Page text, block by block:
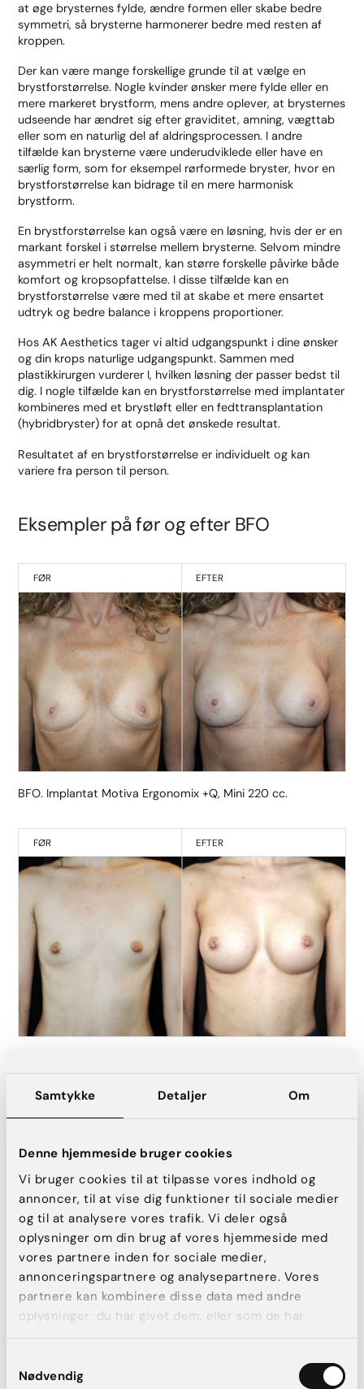
Samtykke Detaljer Om
Denne hjemmeside bruger cookies
Vi bruger cookies til at tilpasse vores indhold og
annoncer, til at vise dig funktioner til sociale medier
og til at analysere vores trafik. Vi deler også
oplysninger om din brug af vores hjemmeside med
vores partnere inden for sociale medier,
annonceringspartnere og analysepartnere. Vores
partnere kan kombinere disse data med andre
oplysninger, du har givet dem, eller som de har
indsamlet fra din brug af deres tjenester.
Nødvendig
at øge brysternes fylde, ændre formen eller skabe bedre
symmetri, så brysterne harmonerer bedre med resten af
kroppen.
Der kan være mange forskellige grunde til at vælge en
brystforstørrelse. Nogle kvinder ønsker mere fylde eller en
mere markeret brystform, mens andre oplever, at brysternes
udseende har ændret sig efter graviditet, amning, vægttab
eller som en naturlig del af aldringsprocessen. I andre
tilfælde kan brysterne være underudviklede eller have en
særlig form, som for eksempel rørformede bryster, hvor en
brystforstørrelse kan bidrage til en mere harmonisk
brystform.
En brystforstørrelse kan også være en løsning, hvis der er en
markant forskel i størrelse mellem brysterne. Selvom mindre
asymmetri er helt normalt, kan større forskelle påvirke både
komfort og kropsopfattelse. I disse tilfælde kan en
brystforstørrelse være med til at skabe et mere ensartet
udtryk og bedre balance i kroppens proportioner.
Hos AK Aesthetics tager vi altid udgangspunkt i dine ønsker
og din krops naturlige udgangspunkt. Sammen med
plastikkirurgen vurderer I, hvilken løsning der passer bedst til
dig. I nogle tilfælde kan en brystforstørrelse med implantater
kombineres med et brystløft eller en fedttransplantation
(hybridbryster) for at opnå det ønskede resultat.
Resultatet af en brystforstørrelse er individuelt og kan
variere fra person til person.
Eksempler på før og efter BFO
FØR EFTER
BFO. Implantat Motiva Ergonomix +Q, Mini 220 cc.
FØR EFTER
BFO. Implantat: Silimed True Texture, Lo 260 cc
Før- og efterbilleder viser eksempler på individuelle resultater. Alle
procedurer sker efter en obligatorisk konsultation, hvor forudsætninger,